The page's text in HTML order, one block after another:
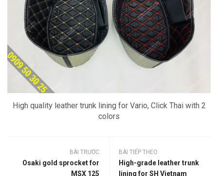
High quality leather trunk lining for Vario, Click Thai with 2
colors
BÀI TRƯỚC
Osaki gold sprocket for
MSX 125
BÀI TIẾP THEO
High-grade leather trunk
lining for SH Vietnam